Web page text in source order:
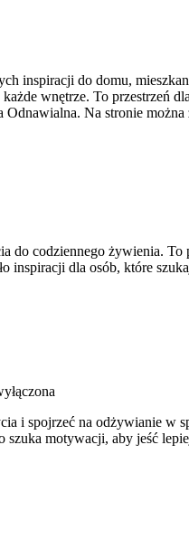
inspiracji do domu,
wnętrze. To przestrzeń
Odnawialna. Na stronie
do codziennego żywienia.
dla osób, które
i spojrzeć na odżywianie w
motywacji, aby jeść